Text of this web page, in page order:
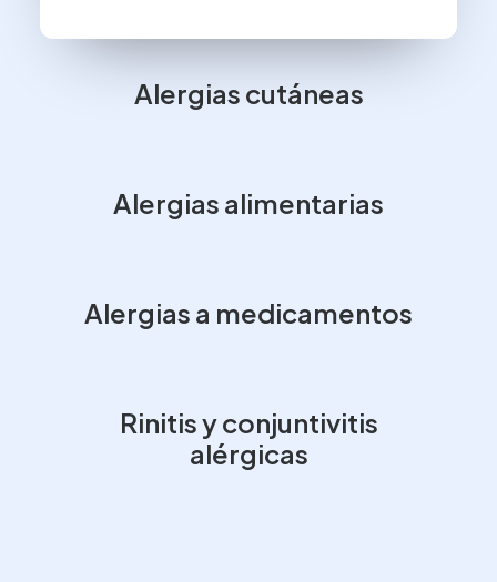
Alergias cutáneas
Alergias alimentarias
Alergias a medicamentos
Rinitis y conjuntivitis
alérgicas